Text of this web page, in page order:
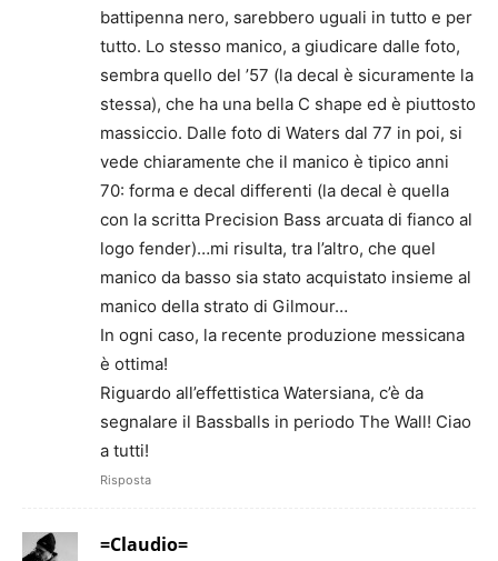
battipenna nero, sarebbero uguali in tutto e per
tutto. Lo stesso manico, a giudicare dalle foto,
sembra quello del ’57 (la decal è sicuramente la
stessa), che ha una bella C shape ed è piuttosto
massiccio. Dalle foto di Waters dal 77 in poi, si
vede chiaramente che il manico è tipico anni
70: forma e decal differenti (la decal è quella
con la scritta Precision Bass arcuata di fianco al
logo fender)…mi risulta, tra l’altro, che quel
manico da basso sia stato acquistato insieme al
manico della strato di Gilmour…
In ogni caso, la recente produzione messicana
è ottima!
Riguardo all’effettistica Watersiana, c’è da
segnalare il Bassballs in periodo The Wall! Ciao
a tutti!
Risposta
=Claudio=